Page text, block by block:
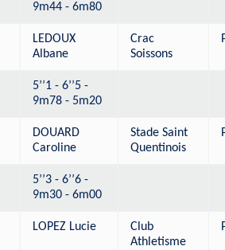
9m44 - 6m80
LEDOUX
Albane
Crac
Soissons
5’’1 - 6’’5 -
9m78 - 5m20
DOUARD
Caroline
Stade Saint
Quentinois
5’’3 - 6’’6 -
9m30 - 6m00
LOPEZ Lucie
Club
Athletisme